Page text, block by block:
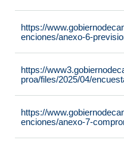
https://
enciones/anexo-6-
https://
proa/files/2025/04/
https://
enciones/anexo-7-